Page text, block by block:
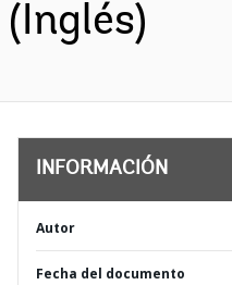
(Inglés)
INFORMACIÓN
Autor
Fecha del documento